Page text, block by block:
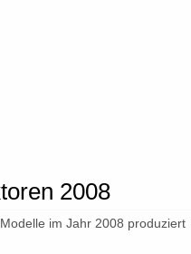
2008
im Jahr 2008 produziert